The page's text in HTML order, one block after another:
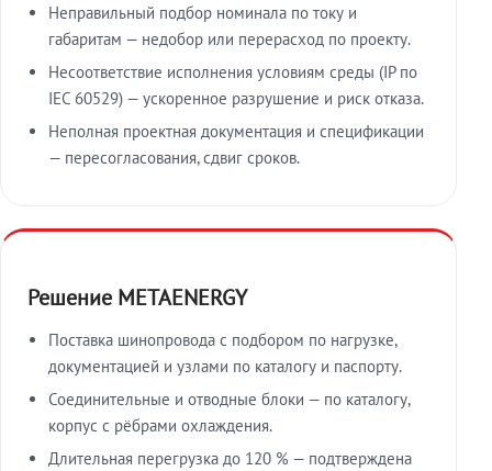
Неправильный подбор номинала по току и
габаритам — недобор или перерасход по проекту.
Несоответствие исполнения условиям среды (IP по
IEC 60529) — ускоренное разрушение и риск отказа.
Неполная проектная документация и спецификации
— пересогласования, сдвиг сроков.
Решение METAENERGY
Поставка шинопровода с подбором по нагрузке,
документацией и узлами по каталогу и паспорту.
Соединительные и отводные блоки — по каталогу,
корпус с рёбрами охлаждения.
Длительная перегрузка до 120 % — подтверждена